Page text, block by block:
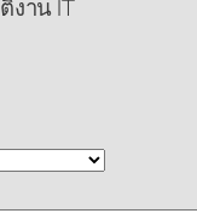
าน IT